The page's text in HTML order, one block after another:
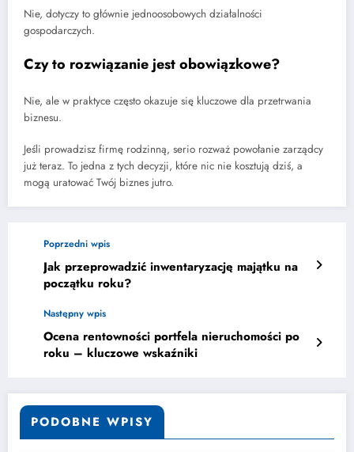
Nie, dotyczy to głównie jednoosobowych działalności
gospodarczych.
Czy to rozwiązanie jest obowiązkowe?
Nie, ale w praktyce często okazuje się kluczowe dla przetrwania
biznesu.
Jeśli prowadzisz firmę rodzinną, serio rozważ powołanie zarządcy
już teraz. To jedna z tych decyzji, które nic nie kosztują dziś, a
mogą uratować Twój biznes jutro.
Poprzedni wpis
Jak przeprowadzić inwentaryzację majątku na
początku roku?
Następny wpis
Ocena rentowności portfela nieruchomości po
roku – kluczowe wskaźniki
PODOBNE WPISY